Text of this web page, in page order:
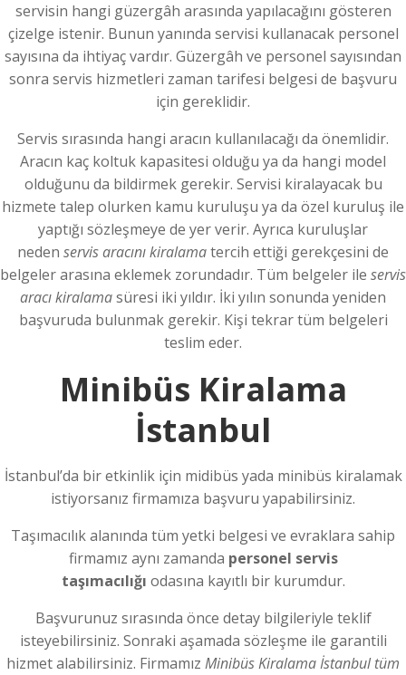
servisin hangi güzergâh arasında yapılacağını gösteren
çizelge istenir. Bunun yanında servisi kullanacak personel
sayısına da ihtiyaç vardır. Güzergâh ve personel sayısından
sonra servis hizmetleri zaman tarifesi belgesi de başvuru
için gereklidir.
Servis sırasında hangi aracın kullanılacağı da önemlidir.
Aracın kaç koltuk kapasitesi olduğu ya da hangi model
olduğunu da bildirmek gerekir. Servisi kiralayacak bu
hizmete talep olurken kamu kuruluşu ya da özel kuruluş ile
yaptığı sözleşmeye de yer verir. Ayrıca kuruluşlar
neden servis aracını kiralamatercih ettiği gerekçesini de
belgeler arasına eklemek zorundadır. Tüm belgeler ile servis
aracı kiralamasüresi iki yıldır. İki yılın sonunda yeniden
başvuruda bulunmak gerekir. Kişi tekrar tüm belgeleri
teslim eder.
Minibüs Kiralama
İstanbul
İstanbul’da bir etkinlik için midibüs yada minibüs kiralamak
istiyorsanız firmamıza başvuru yapabilirsiniz.
Taşımacılık alanında tüm yetki belgesi ve evraklara sahip
firmamız aynı zamanda personel servis
taşımacılığı odasına kayıtlı bir kurumdur.
Başvurunuz sırasında önce detay bilgileriyle teklif
isteyebilirsiniz. Sonraki aşamada sözleşme ile garantili
hizmet alabilirsiniz. Firmamız Minibüs Kiralama İstanbul tüm